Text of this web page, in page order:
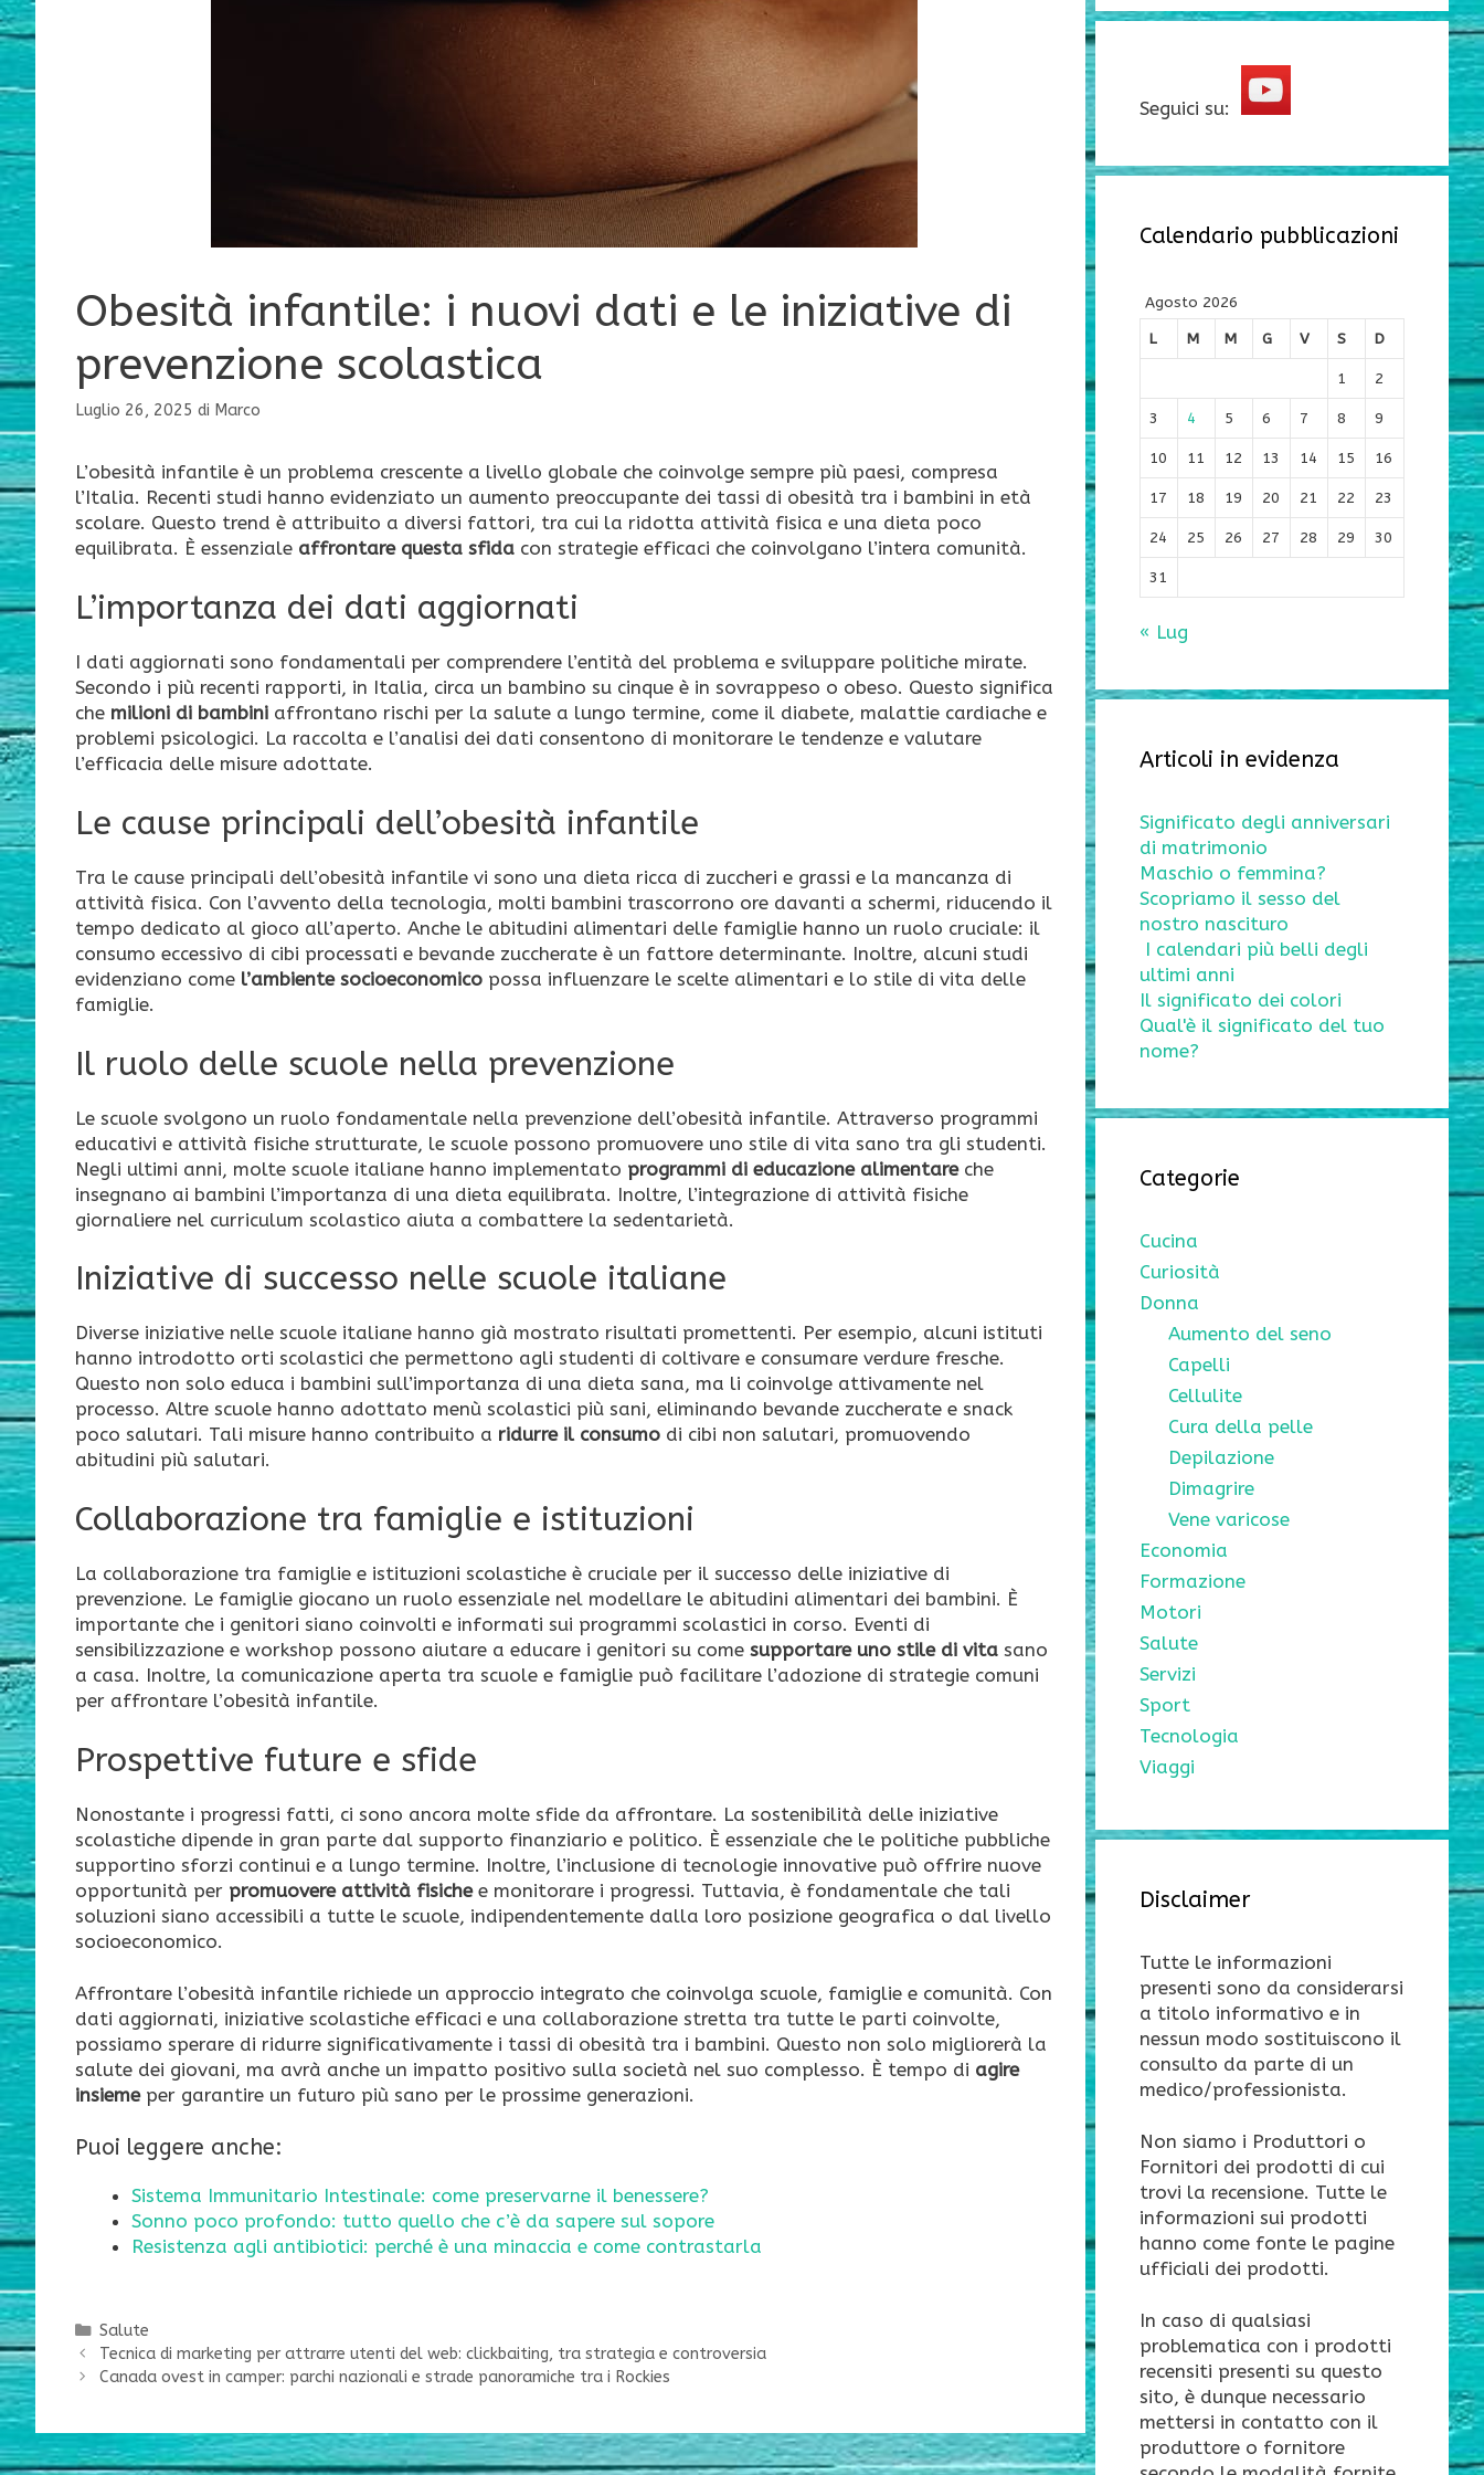
Obesità infantile: i nuovi dati e le iniziative di
prevenzione scolastica
Luglio 26, 2025 di Marco
L’obesità infantile è un problema crescente a livello globale che coinvolge sempre più paesi, compresa
l’Italia. Recenti studi hanno evidenziato un aumento preoccupante dei tassi di obesità tra i bambini in età
scolare. Questo trend è attribuito a diversi fattori, tra cui la ridotta attività fisica e una dieta poco
equilibrata. È essenziale affrontare questa sfida con strategie efficaci che coinvolgano l’intera comunità.
L’importanza dei dati aggiornati
I dati aggiornati sono fondamentali per comprendere l’entità del problema e sviluppare politiche mirate.
Secondo i più recenti rapporti, in Italia, circa un bambino su cinque è in sovrappeso o obeso. Questo significa
che milioni di bambini affrontano rischi per la salute a lungo termine, come il diabete, malattie cardiache e
problemi psicologici. La raccolta e l’analisi dei dati consentono di monitorare le tendenze e valutare
l’efficacia delle misure adottate.
Le cause principali dell’obesità infantile
Tra le cause principali dell’obesità infantile vi sono una dieta ricca di zuccheri e grassi e la mancanza di
attività fisica. Con l’avvento della tecnologia, molti bambini trascorrono ore davanti a schermi, riducendo il
tempo dedicato al gioco all’aperto. Anche le abitudini alimentari delle famiglie hanno un ruolo cruciale: il
consumo eccessivo di cibi processati e bevande zuccherate è un fattore determinante. Inoltre, alcuni studi
evidenziano come l’ambiente socioeconomico possa influenzare le scelte alimentari e lo stile di vita delle
famiglie.
Il ruolo delle scuole nella prevenzione
Le scuole svolgono un ruolo fondamentale nella prevenzione dell’obesità infantile. Attraverso programmi
educativi e attività fisiche strutturate, le scuole possono promuovere uno stile di vita sano tra gli studenti.
Negli ultimi anni, molte scuole italiane hanno implementato programmi di educazione alimentareche
insegnano ai bambini l’importanza di una dieta equilibrata. Inoltre, l’integrazione di attività fisiche
giornaliere nel curriculum scolastico aiuta a combattere la sedentarietà.
Iniziative di successo nelle scuole italiane
Diverse iniziative nelle scuole italiane hanno già mostrato risultati promettenti. Per esempio, alcuni istituti
hanno introdotto orti scolastici che permettono agli studenti di coltivare e consumare verdure fresche.
Questo non solo educa i bambini sull’importanza di una dieta sana, ma li coinvolge attivamente nel
processo. Altre scuole hanno adottato menù scolastici più sani, eliminando bevande zuccherate e snack
poco salutari. Tali misure hanno contribuito a ridurre il consumo di cibi non salutari, promuovendo
abitudini più salutari.
Collaborazione tra famiglie e istituzioni
La collaborazione tra famiglie e istituzioni scolastiche è cruciale per il successo delle iniziative di
prevenzione. Le famiglie giocano un ruolo essenziale nel modellare le abitudini alimentari dei bambini. È
importante che i genitori siano coinvolti e informati sui programmi scolastici in corso. Eventi di
sensibilizzazione e workshop possono aiutare a educare i genitori su come supportare uno stile di vita sano
a casa. Inoltre, la comunicazione aperta tra scuole e famiglie può facilitare l’adozione di strategie comuni
per affrontare l’obesità infantile.
Prospettive future e sfide
Nonostante i progressi fatti, ci sono ancora molte sfide da affrontare. La sostenibilità delle iniziative
scolastiche dipende in gran parte dal supporto finanziario e politico. È essenziale che le politiche pubbliche
supportino sforzi continui e a lungo termine. Inoltre, l’inclusione di tecnologie innovative può offrire nuove
opportunità per promuovere attività fisichee monitorare i progressi. Tuttavia, è fondamentale che tali
soluzioni siano accessibili a tutte le scuole, indipendentemente dalla loro posizione geografica o dal livello
socioeconomico.
Affrontare l’obesità infantile richiede un approccio integrato che coinvolga scuole, famiglie e comunità. Con
dati aggiornati, iniziative scolastiche efficaci e una collaborazione stretta tra tutte le parti coinvolte,
possiamo sperare di ridurre significativamente i tassi di obesità tra i bambini. Questo non solo migliorerà la
salute dei giovani, ma avrà anche un impatto positivo sulla società nel suo complesso. È tempo di agire
insiemeper garantire un futuro più sano per le prossime generazioni.
Puoi leggere anche:
Sistema Immunitario Intestinale: come preservarne il benessere?
Sonno poco profondo: tutto quello che c’è da sapere sul sopore
Resistenza agli antibiotici: perché è una minaccia e come contrastarla
Categorie
Salute
Tecnica di marketing per attrarre utenti del web: clickbaiting, tra strategia e controversia
Canada ovest in camper: parchi nazionali e strade panoramiche tra i Rockies
Seguici su:
Calendario pubblicazioni
Agosto 2026
L
M M G V S D
1 2
3 4 5 6 7 8 9
10 11 12 13 14 15 16
17 18 19 20 21 22 23
24 25 26 27 28 29 30
31
« Lug
Articoli in evidenza
Significato degli anniversari
di matrimonio
Maschio o femmina?
Scopriamo il sesso del
nostro nascituro
I calendari più belli degli
ultimi anni
Il significato dei colori
Qual'è il significato del tuo
nome?
Categorie
Cucina
Curiosità
Donna
Aumento del seno
Capelli
Cellulite
Cura della pelle
Depilazione
Dimagrire
Vene varicose
Economia
Formazione
Motori
Salute
Servizi
Sport
Tecnologia
Viaggi
Disclaimer
Tutte le informazioni
presenti sono da considerarsi
a titolo informativo e in
nessun modo sostituiscono il
consulto da parte di un
medico/professionista.
Non siamo i Produttori o
Fornitori dei prodotti di cui
trovi la recensione. Tutte le
informazioni sui prodotti
hanno come fonte le pagine
ufficiali dei prodotti.
In caso di qualsiasi
problematica con i prodotti
recensiti presenti su questo
sito, è dunque necessario
mettersi in contatto con il
produttore o fornitore